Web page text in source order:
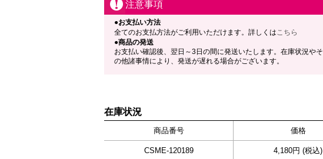
注意事項
●お支払い方法
全てのお支払方法がご利用いただけます。詳しくはこちら
●商品の発送
お支払い確認後、翌日～3日の間に発送いたします。在庫状況やそ
の他諸事情により、発送が遅れる場合がございます。
在庫状況
商品番号 価格
CSME-120189 4,180円 (税込)